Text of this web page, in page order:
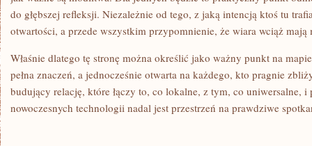
do głębszej refleksji. Niezależnie od tego, z jaką intencją ktoś tu
otwartości, a przede wszystkim przypomnienie, że wiara wciąż
Właśnie dlatego tę stronę można określić jako ważny punkt na
pełna znaczeń, a jednocześnie otwarta na każdego, kto pragnie
budujący relację, które łączy to, co lokalne, z tym, co uniwersalne,
nowoczesnych technologii nadal jest przestrzeń na prawdziwe